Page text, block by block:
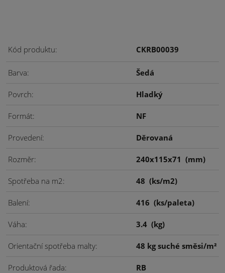
Kód produktu CKRB00039
Barva Šedá
Povrch Hladký
Formát NF
Provedení Děrovaná
Rozměr 240x115x71 (mm)
Spotřeba na m2 48 (ks/m2)
Balení 416 (ks/paleta)
Váha 3.4 (kg)
Orientační spotřeba malty 48 kg suché směsi/m²
Produktová řada RB